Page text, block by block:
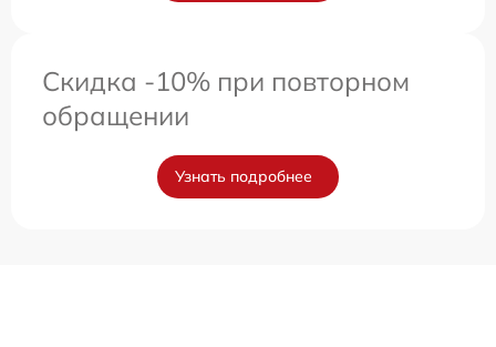
Скидка -10% при повторном
обращении
Узнать подробнее